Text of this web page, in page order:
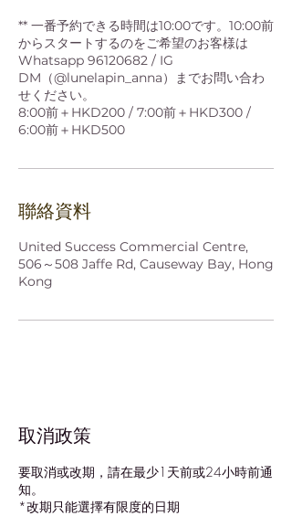
** 一番予約できる時間は10:00です。10:00前
からスタートするのをご希望のお客様は
Whatsapp 96120682 / IG
DM（@lunelapin_anna）までお問い合わ
せください。
8:00前＋HKD200 / 7:00前＋HKD300 /
6:00前＋HKD500
聯絡資料
United Success Commercial Centre,
506～508 Jaffe Rd, Causeway Bay, Hong
Kong
取消政策
要取消或改期，請在最少1天前或24小時前通
知。
*改期只能選擇有限度的日期